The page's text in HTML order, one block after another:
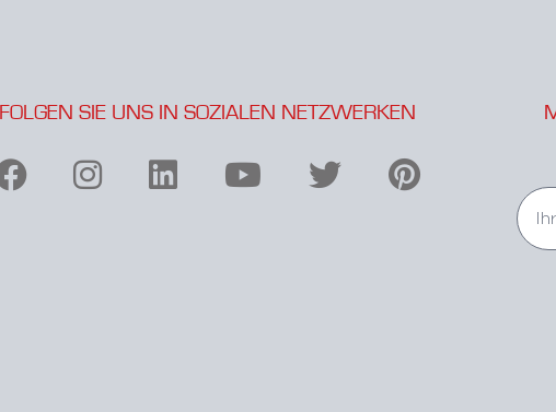
FOLGEN SIE UNS IN SOZIALEN NETZWERKEN